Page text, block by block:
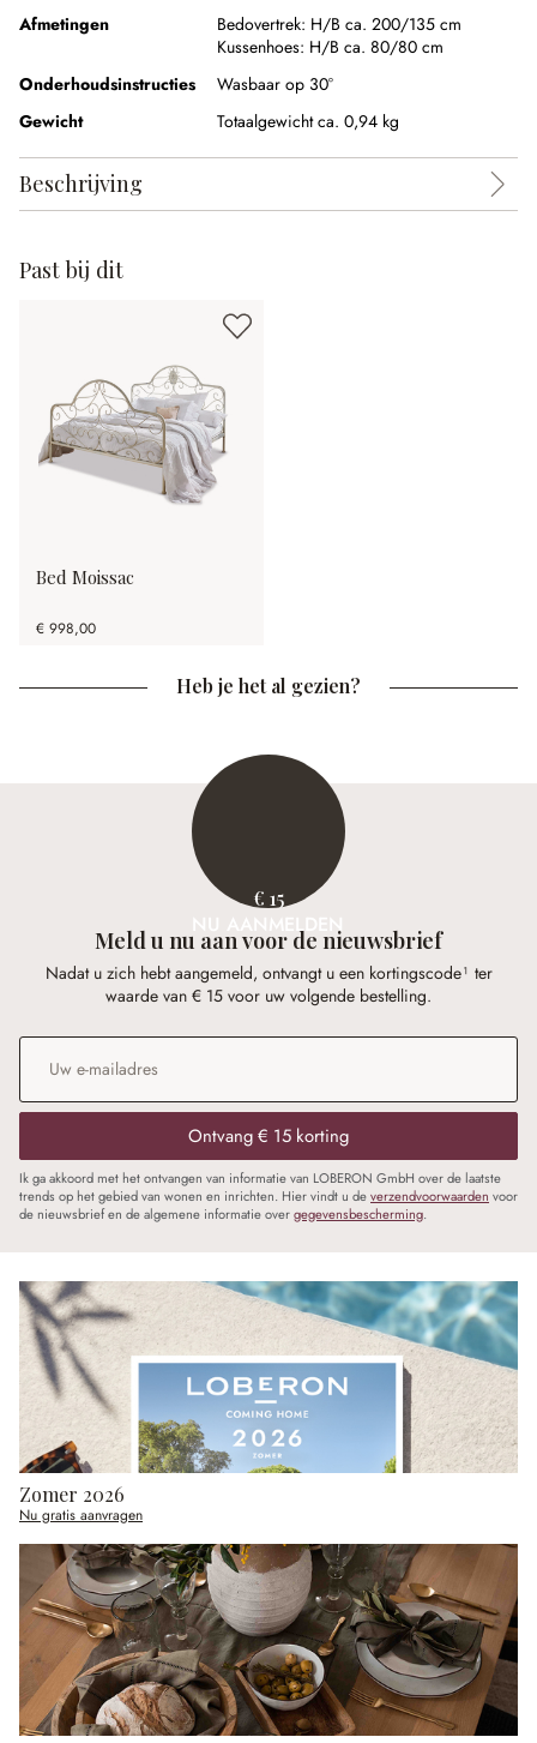
Afmetingen
Bedovertrek: H/B ca. 200/135 cm
Kussenhoes: H/B ca. 80/80 cm
Onderhoudsinstructies
Wasbaar op 30°
Gewicht
Totaalgewicht ca. 0,94 kg
Beschrijving
Past bij dit
Bed Moissac
€ 998,00
Heb je het al gezien?
€ 15
NU AANMELDEN
Meld u nu aan voor de nieuwsbrief
Nadat u zich hebt aangemeld, ontvangt u een kortingscode¹ ter
waarde van € 15 voor uw volgende bestelling.
E-mailadres
Ontvang € 15 korting
Ik ga akkoord met het ontvangen van informatie van LOBERON GmbH over de laatste
trends op het gebied van wonen en inrichten. Hier vindt u deverzendvoorwaarden voor
de nieuwsbrief en de algemene informatie overgegevensbescherming.
Zomer 2026
Nu gratis aanvragen